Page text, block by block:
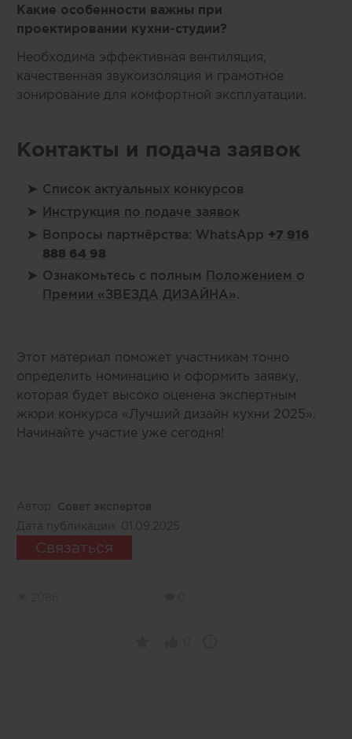
Какие особенности важны при
проектировании кухни-студии?
Необходима эффективная вентиляция,
качественная звукоизоляция и грамотное
зонирование для комфортной эксплуатации.
Контакты и подача заявок
Список актуальных конкурсов
Инструкция по подаче заявок
Вопросы партнёрства: WhatsApp +7 916
888 64 98
Ознакомьтесь с полным
Положением о
Премии «ЗВЕЗДА ДИЗАЙНА».
Этот материал поможет участникам точно
определить номинацию и оформить заявку,
которая будет высоко оценена экспертным
жюри конкурса «Лучший дизайн кухни 2025».
Начинайте участие уже сегодня!
Автор: Совет экспертов
Дата публикации: 01.09.2025
Связаться